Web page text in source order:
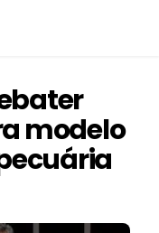
modelo